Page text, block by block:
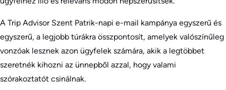
A Trip Advisor Szent Patrik-napi e-mail kampánya egyszerű és
egyszerű, a legjobb túrákra összpontosít, amelyek valószínűleg
vonzóak lesznek azon ügyfelek számára, akik a legtöbbet
szeretnék kihozni az ünnepből azzal, hogy valami
szórakoztatót csinálnak.